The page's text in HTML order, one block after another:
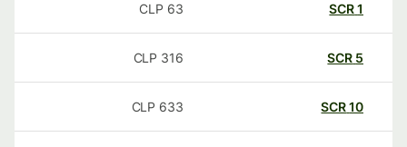
SCR
63
CLP
SCR
316
CLP
SCR
633
CLP